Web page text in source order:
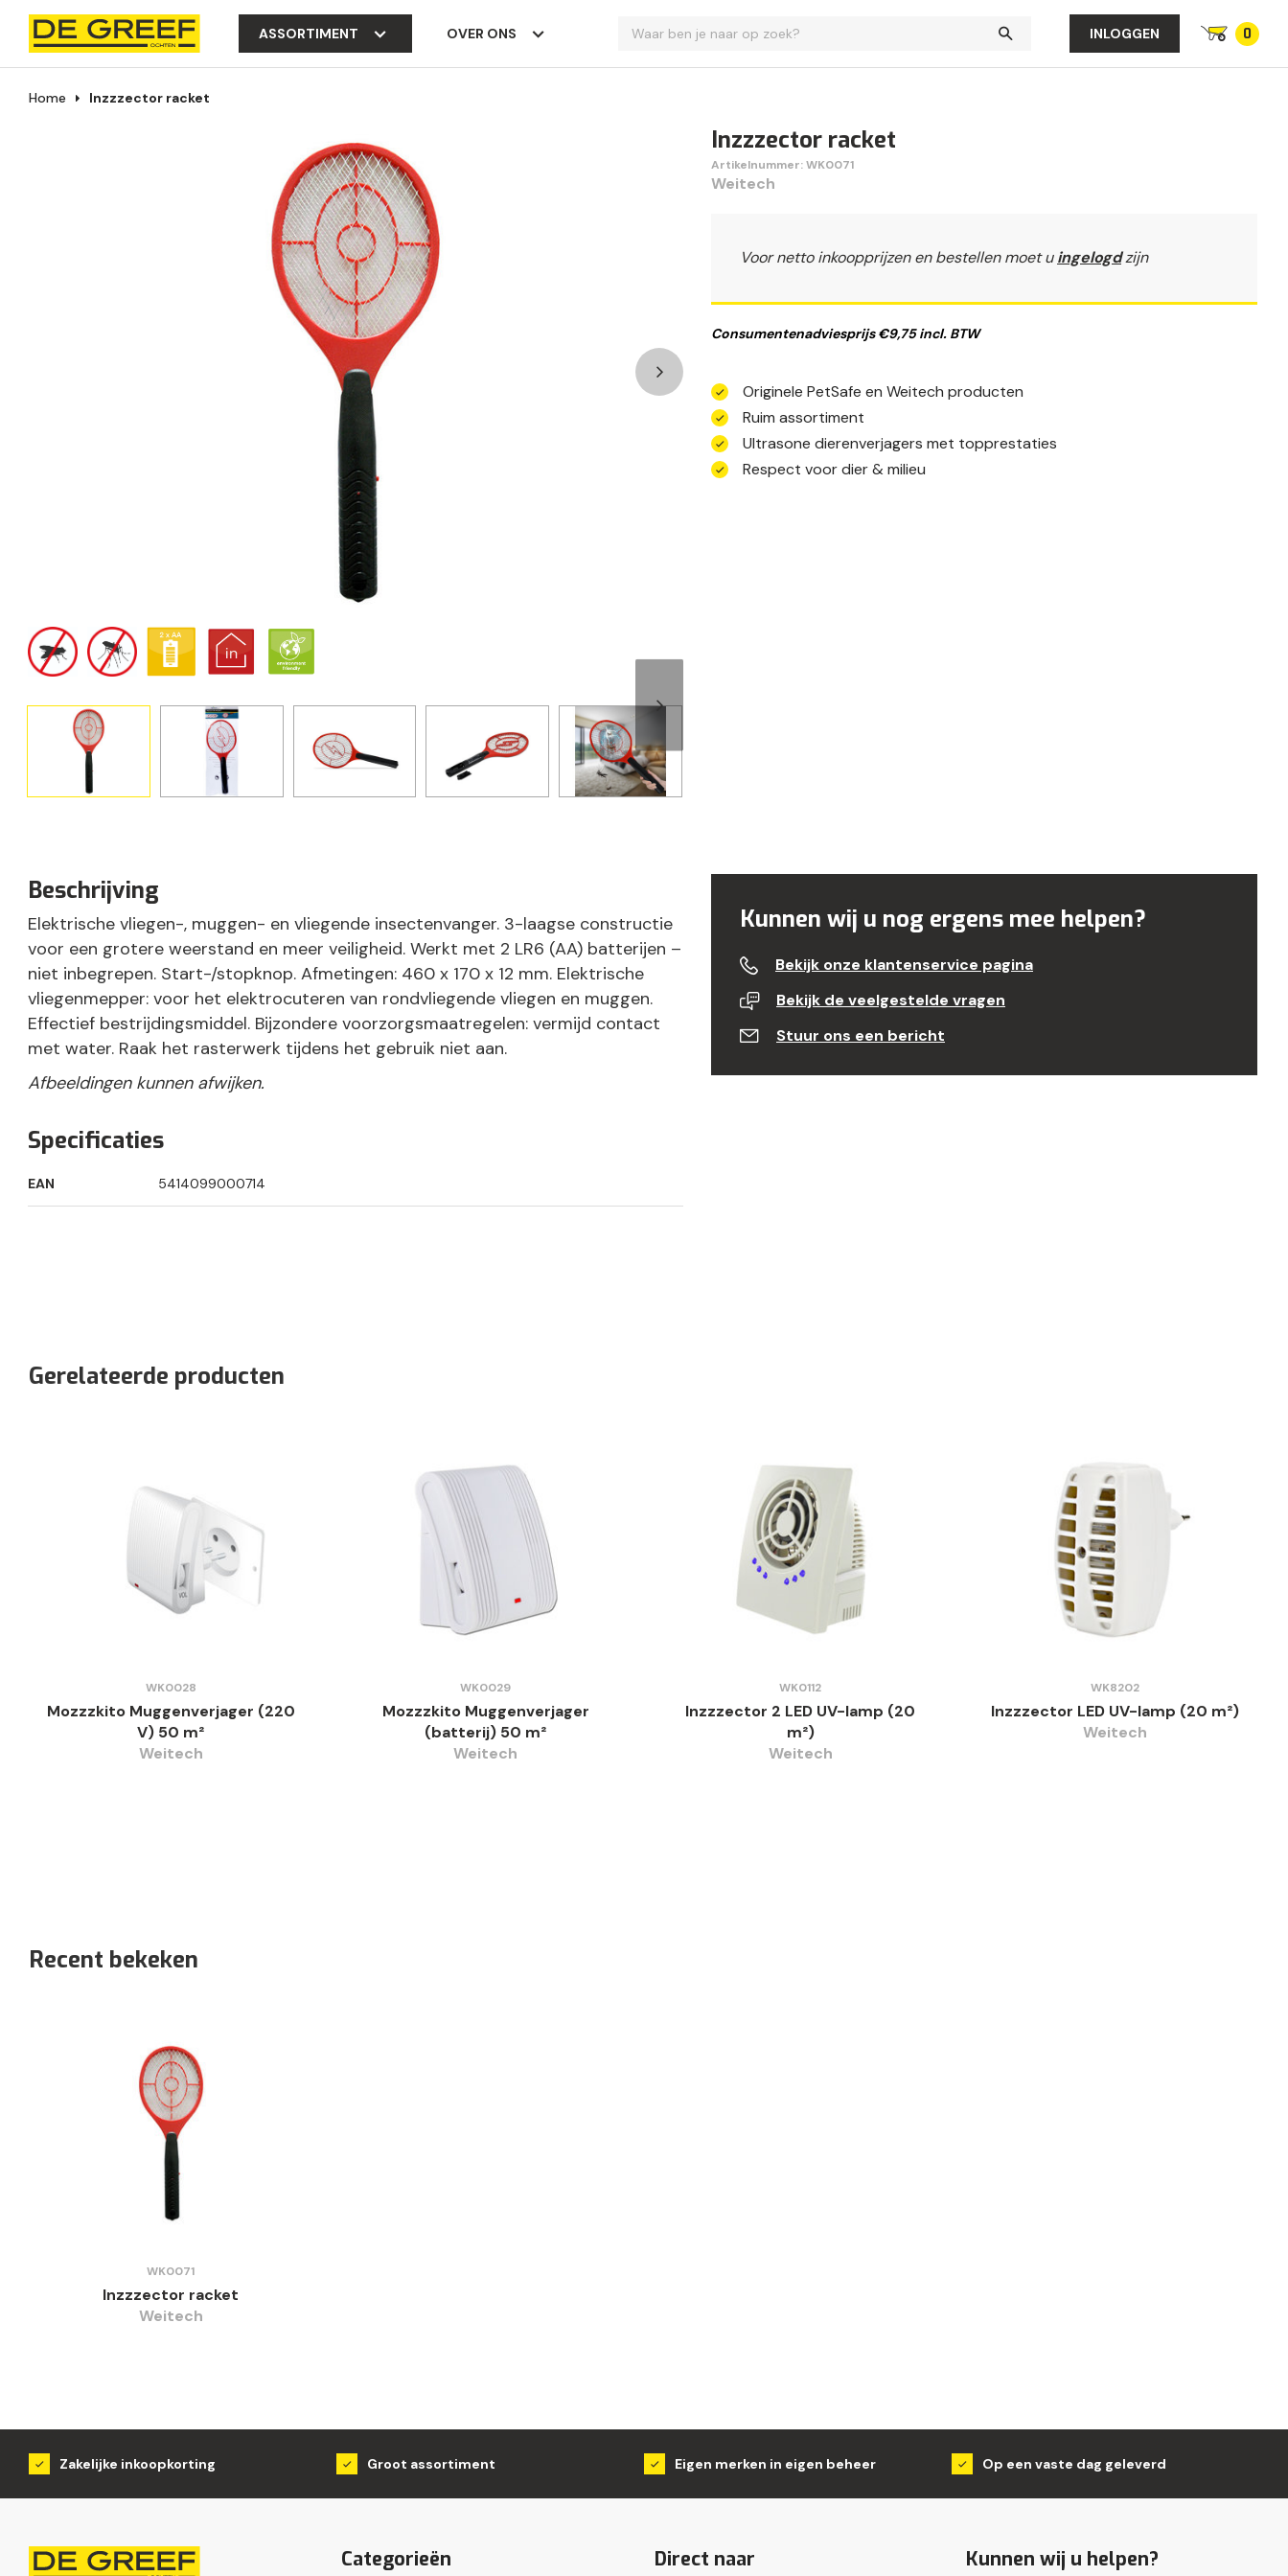
ASSORTIMENT OVER ONS INLOGGEN 0
Home Inzzzector racket
Inzzzector racket
Artikelnummer: WK0071
Weitech
Voor netto inkoopprijzen en bestellen moet uingelogdzijn
Consumentenadviesprijs €9,75 incl. BTW
Originele PetSafe en Weitech producten
Ruim assortiment
Ultrasone dierenverjagers met topprestaties
Respect voor dier & milieu
Beschrijving
Elektrische vliegen-, muggen- en vliegende insectenvanger. 3-laagse constructie
voor een grotere weerstand en meer veiligheid. Werkt met 2 LR6 (AA) batterijen –
niet inbegrepen. Start-/stopknop. Afmetingen: 460 x 170 x 12 mm. Elektrische
vliegenmepper: voor het elektrocuteren van rondvliegende vliegen en muggen.
Effectief bestrijdingsmiddel. Bijzondere voorzorgsmaatregelen: vermijd contact
met water. Raak het rasterwerk tijdens het gebruik niet aan.
Afbeeldingen kunnen afwijken.
Specificaties
EAN 5414099000714
Kunnen wij u nog ergens mee helpen?
Bekijk onze klantenservice pagina
Bekijk de veelgestelde vragen
Stuur ons een bericht
Gerelateerde producten
WK0028
Mozzzkito Muggenverjager (220
V) 50 m²
Weitech
WK0029
Mozzzkito Muggenverjager
(batterij) 50 m²
Weitech
WK0112
Inzzzector 2 LED UV-lamp (20
m²)
Weitech
WK8202
Inzzzector LED UV-lamp (20 m²)
Weitech
Recent bekeken
WK0071
Inzzzector racket
Weitech
Zakelijke inkoopkorting Groot assortiment Eigen merken in eigen beheer Op een vaste dag geleverd
Categorieën Direct naar Kunnen wij u helpen?